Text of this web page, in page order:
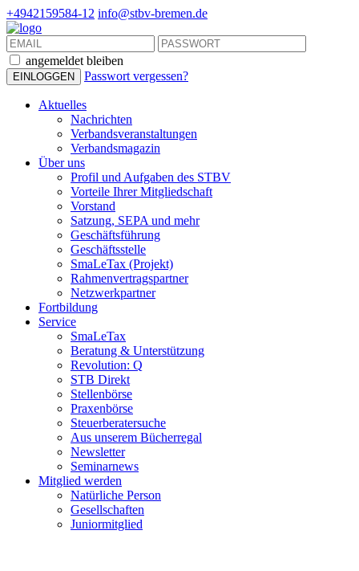
+4942159584-12 info@stbv-bremen.de
angemeldet bleiben
Passwort vergessen?
Aktuelles
Nachrichten
Verbandsveranstaltungen
Verbandsmagazin
Über uns
Profil und Aufgaben des STBV
Vorteile Ihrer Mitgliedschaft
Vorstand
Satzung, SEPA und mehr
Geschäftsführung
Geschäftsstelle
SmaLeTax (Projekt)
Rahmenvertragspartner
Netzwerkpartner
Fortbildung
Service
SmaLeTax
Beratung & Unterstützung
Revolution: Q
STB Direkt
Stellenbörse
Praxenbörse
Steuerberatersuche
Aus unserem Bücherregal
Newsletter
Seminarnews
Mitglied werden
Natürliche Person
Gesellschaften
Juniormitglied